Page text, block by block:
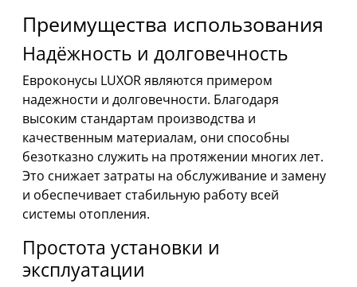
Преимущества использования
Надёжность и долговечность
Евроконусы LUXOR являются примером
надежности и долговечности. Благодаря
высоким стандартам производства и
качественным материалам, они способны
безотказно служить на протяжении многих лет.
Это снижает затраты на обслуживание и замену
и обеспечивает стабильную работу всей
системы отопления.
Простота установки и
эксплуатации